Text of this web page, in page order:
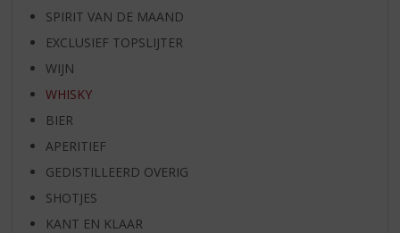
SPIRIT VAN DE MAAND
EXCLUSIEF TOPSLIJTER
WIJN
WHISKY
BIER
APERITIEF
GEDISTILLEERD OVERIG
SHOTJES
KANT EN KLAAR